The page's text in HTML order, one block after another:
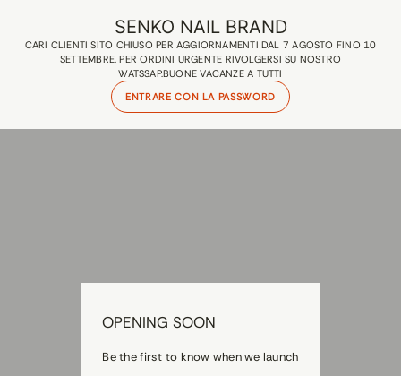
SENKO NAIL BRAND
CARI CLIENTI SITO CHIUSO PER AGGIORNAMENTI DAL 7 AGOSTO FINO 10
SETTEMBRE. PER ORDINI URGENTE RIVOLGERSI SU NOSTRO
WATSSAP.BUONE VACANZE A TUTTI
ENTRARE CON LA PASSWORD
OPENING SOON
Be the first to know when we launch